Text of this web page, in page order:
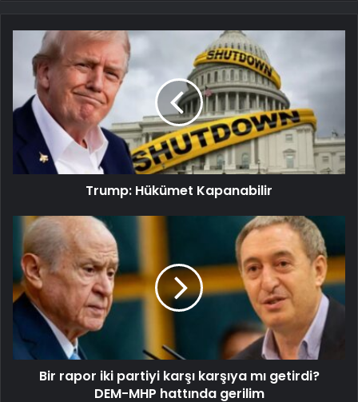
Trump: Hükümet Kapanabilir
Bir rapor iki partiyi karşı karşıya mı getirdi?
DEM-MHP hattında gerilim